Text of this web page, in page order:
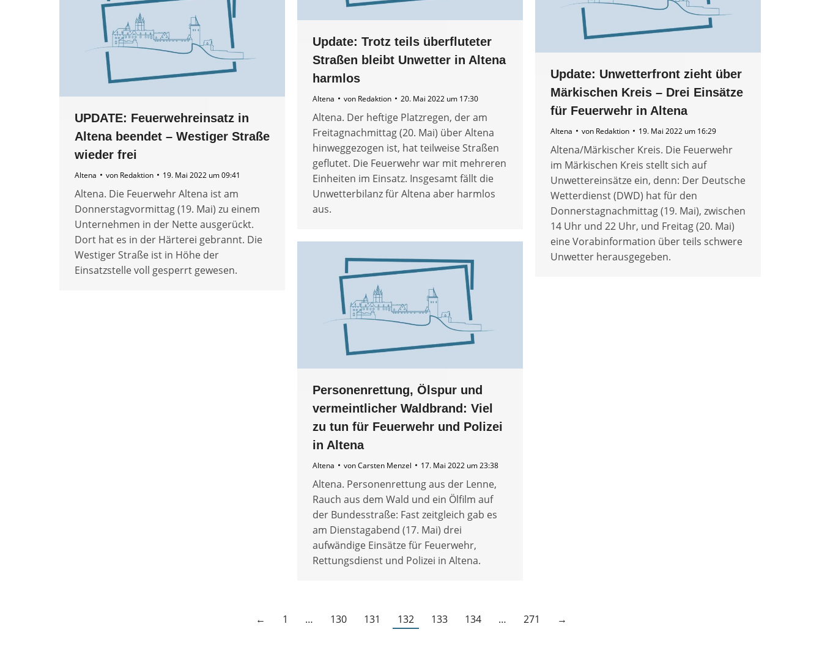
Update: Trotz teils überfluteter
Straßen bleibt Unwetter in Altena
harmlos
Altena von Redaktion 20. Mai 2022 um 17:30
Altena. Der heftige Platzregen, der am
Freitagnachmittag (20. Mai) über Altena
hinweggezogen ist, hat teilweise Straßen
geflutet. Die Feuerwehr war mit mehreren
Einheiten im Einsatz. Insgesamt fällt die
Unwetterbilanz für Altena aber harmlos
aus.
Update: Unwetterfront zieht über
Märkischen Kreis – Drei Einsätze
für Feuerwehr in Altena
Altena von Redaktion 19. Mai 2022 um 16:29
Altena/Märkischer Kreis. Die Feuerwehr
im Märkischen Kreis stellt sich auf
Unwettereinsätze ein, denn: Der Deutsche
Wetterdienst (DWD) hat für den
Donnerstagnachmittag (19. Mai), zwischen
14 Uhr und 22 Uhr, und Freitag (20. Mai)
eine Vorabinformation über teils schwere
Unwetter herausgegeben.
UPDATE: Feuerwehreinsatz in
Altena beendet – Westiger Straße
wieder frei
Altena von Redaktion 19. Mai 2022 um 09:41
Altena. Die Feuerwehr Altena ist am
Donnerstagvormittag (19. Mai) zu einem
Unternehmen in der Nette ausgerückt.
Dort hat es in der Härterei gebrannt. Die
Westiger Straße ist in Höhe der
Einsatzstelle voll gesperrt gewesen.
Personenrettung, Ölspur und
vermeintlicher Waldbrand: Viel
zu tun für Feuerwehr und Polizei
in Altena
Altena vonCarsten Menzel 17. Mai 2022 um 23:38
Altena. Personenrettung aus der Lenne,
Rauch aus dem Wald und ein Ölfilm auf
der Bundesstraße: Fast zeitgleich gab es
am Dienstagabend (17. Mai) drei
aufwändige Einsätze für Feuerwehr,
Rettungsdienst und Polizei in Altena.
← 1 … 130 131 132 133 134 … 271 →